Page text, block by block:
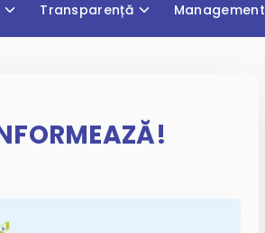
Transparență Management